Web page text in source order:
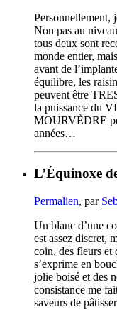
Non pas au
tous deux sont
monde entier,
avant de
équilibre, les
peuvent être
la puissance du
MOURVÈDRE
années…
L’Équinoxe
Permalien, par
Un blanc d’une
est assez discret,
coin, des fleurs et
s’exprime en
jolie boisé et des
consistance me
saveurs de